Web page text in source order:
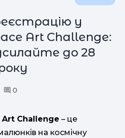
у
Art Challenge:
до 28
0
Art Challenge – це
на космічну